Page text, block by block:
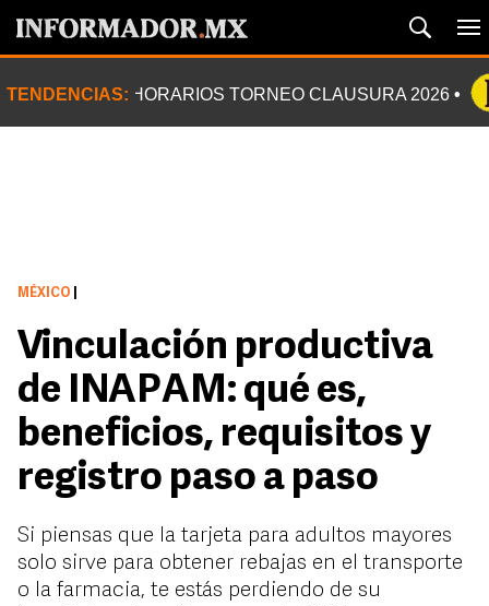
TENDENCIAS: HORARIOS TORNEO CLAUSURA 2026
MÉXICO
Vinculación productiva
de INAPAM: qué es,
beneficios, requisitos y
registro paso a paso
Si piensas que la tarjeta para adultos mayores
solo sirve para obtener rebajas en el transporte
o la farmacia, te estás perdiendo de su